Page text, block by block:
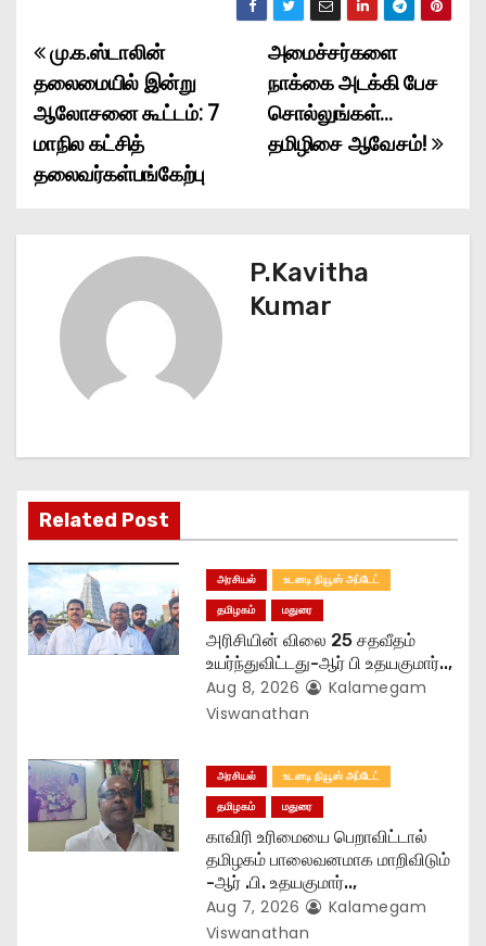
P
o
s
t
n
a
t
i
o
n
அமைச்சர்களை
நாக்கை அடக்கி பேச
சொல்லுங்கள்…
தமிழிசை ஆவேசம்!
மு.க.ஸ்டாலின்
தலைமையில் இன்று
ஆலோசனை கூட்டம்: 7
மாநில கட்சித்
தலைவர்கள்பங்கேற்பு
P.Kavitha
Kumar
Related Post
அரசியல்
உடனடி நியூஸ் அப்டேட்
தமிழகம்
மதுரை
அரிசியின் விலை 25 சதவீதம்
உயர்ந்துவிட்டது-ஆர் பி உதயகுமார்..,
Aug 8, 2026
Kalamegam
Viswanathan
அரசியல்
உடனடி நியூஸ் அப்டேட்
தமிழகம்
மதுரை
காவிரி உரிமையை பெறாவிட்டால்
தமிழகம் பாலைவனமாக மாறிவிடும்
-ஆர் .பி. உதயகுமார்..,
Aug 7, 2026
Kalamegam
Viswanathan